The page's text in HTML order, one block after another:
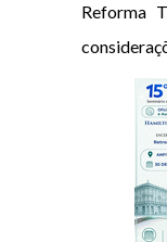
Reforma